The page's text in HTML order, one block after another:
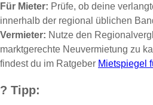
Für Mieter: Prüfe, ob deine
innerhalb der regional üblichen
Vermieter: Nutze den
marktgerechte Neuvermietung zu
findest du im Ratgeber Mietspiegel
? Tipp: